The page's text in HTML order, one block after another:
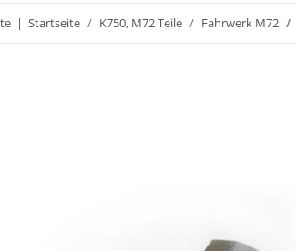
Startseite K750, M72 Teile Fahrwerk M72